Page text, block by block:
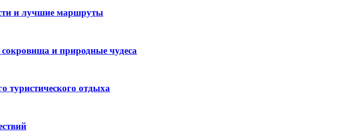
и лучшие маршруты
и природные чудеса
туристического отдыха